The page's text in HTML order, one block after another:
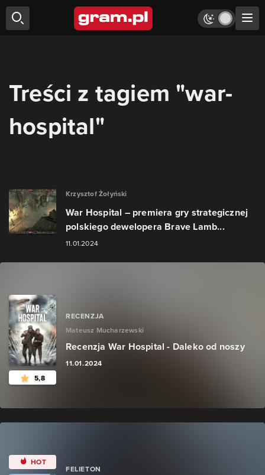
Treści z tagiem "war-
hospital"
Krzysztof Żołyński
War Hospital – premiera gry strategicznej
polskiego dewelopera Brave Lamb...
11.01.2024
5,8
RECENZJA
Mateusz Mucharzewski
Recenzja War Hospital - Daleko od noszy
11.01.2024
HOT
FELIETON